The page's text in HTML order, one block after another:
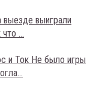
выезде выиграли
...
и Ток Не было игры